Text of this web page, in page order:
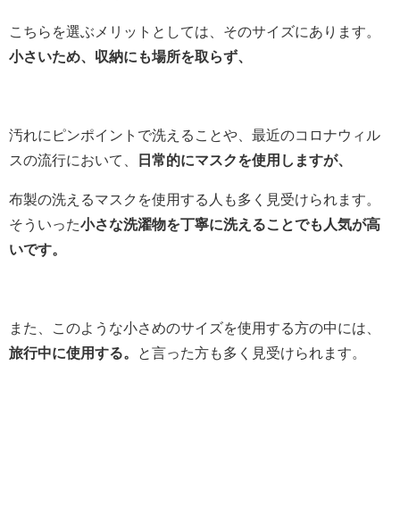
こちらを選ぶメリットとしては、そのサイズにあります。
小さいため、収納にも場所を取らず、
汚れにピンポイントで洗えることや、最近のコロナウィル
スの流行において、
日常的にマスクを使用しますが、
布製の洗えるマスクを使用する人も多く見受けられます。
そういった小さな洗濯物を丁寧に洗えることでも人気が高
いです。
また、このような小さめのサイズを使用する方の中には、
旅行中に使用する。
と言った方も多く見受けられます。